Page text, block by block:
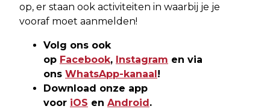
op, er staan ook activiteiten in waarbij je je
vooraf moet aanmelden!
Volg ons ook
op Facebook, Instagram en via
ons WhatsApp-kanaal!
Download onze app
voor iOS en Android.